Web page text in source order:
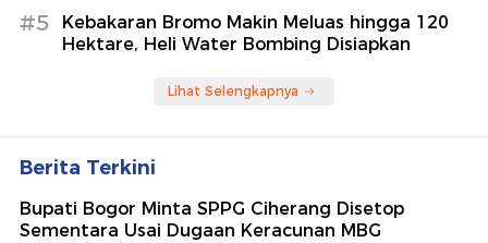
#5
Kebakaran Bromo Makin Meluas hingga 120
Hektare, Heli Water Bombing Disiapkan
Lihat Selengkapnya
Berita Terkini
Bupati Bogor Minta SPPG Ciherang Disetop
Sementara Usai Dugaan Keracunan MBG